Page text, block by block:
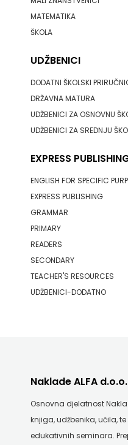
MATEMATIKA
ŠKOLA
UDŽBENICI
DODATNI ŠKOLSKI
DRŽAVNA MATURA
UDŽBENICI ZA OSNOVNU
UDŽBENICI ZA SREDNJU
EXPRESS
ENGLISH FOR SPECIFIC
EXPRESS PUBLISHING
GRAMMAR
PRIMARY
READERS
SECONDARY
TEACHER'S RESOURCES
UDŽBENICI-DODATNO
Naklade ALFA d.o.o.
Osnovna djelatnost
knjiga, udžbenika, učila,
edukativnih seminara.